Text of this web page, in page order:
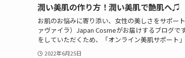
潤い美肌の作り方！潤い美肌で艶肌へ♫
お肌のお悩みに寄り添い、女性の美しさをサポー
ァヴァイラ）Japan Cosmeがお届けするブログ
をしていただくため、「オンライン美肌サポート
2022年6月25日